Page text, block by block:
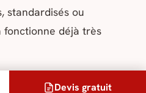
standardisés ou
déjà très
stratégique…Devis gratuit